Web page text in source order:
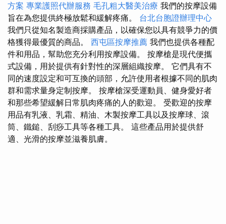
方案 專業護照代辦服務 毛孔粗大醫美治療 我們的按摩設備
旨在為您提供終極放鬆和緩解疼痛。 台北台胞證辦理中心
我們只從知名製造商採購產品，以確保您以具有競爭力的價
格獲得最優質的商品。 西屯區按摩推薦 我們也提供各種配
件和用品，幫助您充分利用按摩設備。 按摩槍是現代便攜
式設備，用於提供有針對性的深層組織按摩。 它們具有不
同的速度設定和可互換的頭部，允許使用者根據不同的肌肉
群和需求量身定制按摩。 按摩槍深受運動員、健身愛好者
和那些希望緩解日常肌肉疼痛的人的歡迎。 受歡迎的按摩
用品有乳液、乳霜、精油、木製按摩工具以及按摩球、滾
筒、鐵鎚、刮痧工具等各種工具。 這些產品用於提供舒
適、光滑的按摩並滋養肌膚。